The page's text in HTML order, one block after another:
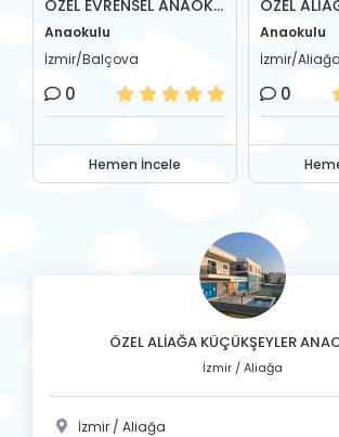
ÖZEL EVRENSEL ANAOKULU
Anaokulu
İzmir/Balçova
0
Hemen İncele
Anaokulu
İzmir/Aliağa
0
ÖZEL ALİAĞA KÜÇÜKŞEYLER
İzmir / Aliağa
İzmir / Aliağa